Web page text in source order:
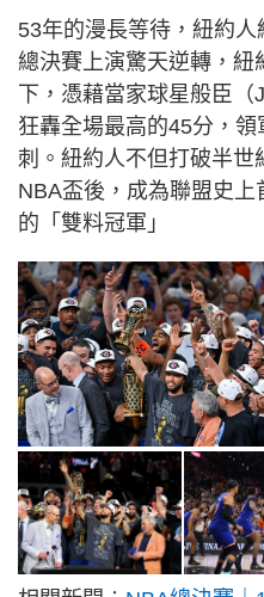
53年的漫長等待，紐約
總決賽上演驚天逆轉，紐
下，憑藉當家球星般臣
狂轟全場最高的45分，
刺。紐約人不但打破半
NBA盃後，成為聯盟史
的「雙料冠軍」